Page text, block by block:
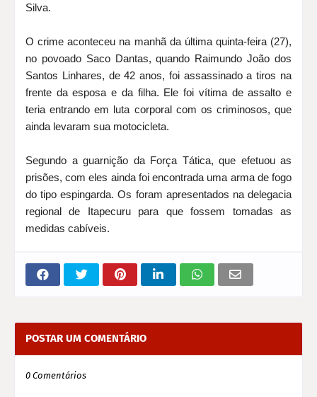
Silva.
O crime aconteceu na manhã da última quinta-feira (27),
no povoado Saco Dantas, quando Raimundo João dos
Santos Linhares, de 42 anos, foi assassinado a tiros na
frente da esposa e da filha. Ele foi vítima de assalto e
teria entrando em luta corporal com os criminosos, que
ainda levaram sua motocicleta.
Segundo a guarnição da Força Tática, que efetuou as
prisões, com eles ainda foi encontrada uma arma de fogo
do tipo espingarda. Os foram apresentados na delegacia
regional de Itapecuru para que fossem tomadas as
medidas cabíveis.
POSTAR UM COMENTÁRIO
0 Comentários